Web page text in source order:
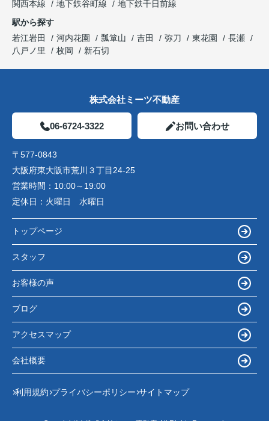
関西本線
地下鉄谷町線
地下鉄千日前線
駅から探す
若江岩田
河内花園 瓢箪山 吉田 弥刀 東花園
長瀬
八戸ノ里
枚岡 新石切
株式会社ミーツ不動産
06-6724-3322 お問い合わせ
〒577-0843
大阪府東大阪市荒川３丁目24-25
営業時間： 10:00～19:00
定休日： 火曜日 水曜日
トップページ
スタッフ
お客様の声
ブログ
アクセスマップ
会社概要
利用規約 プライバシーポリシー サイトマップ